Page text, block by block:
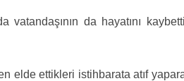
da hayatını
elde ettikleri istihbarata atıf